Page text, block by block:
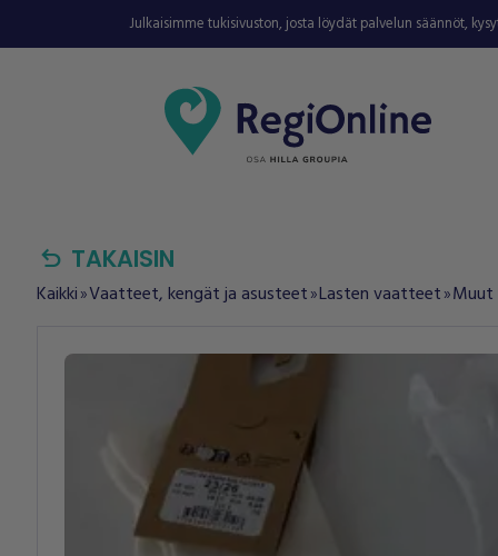
Julkaisimme tukisivuston, josta löydät palvelun säännöt,
undo TAKAISIN
Kaikki double_arrowVaatteet, kengät ja asusteet double_arrowLasten vaatteet double_arrow